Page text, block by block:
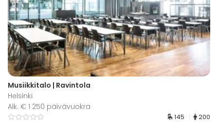
Musiikkitalo | Ravintola
Helsinki
Alk. € 1 250 päivävuokra
145 200